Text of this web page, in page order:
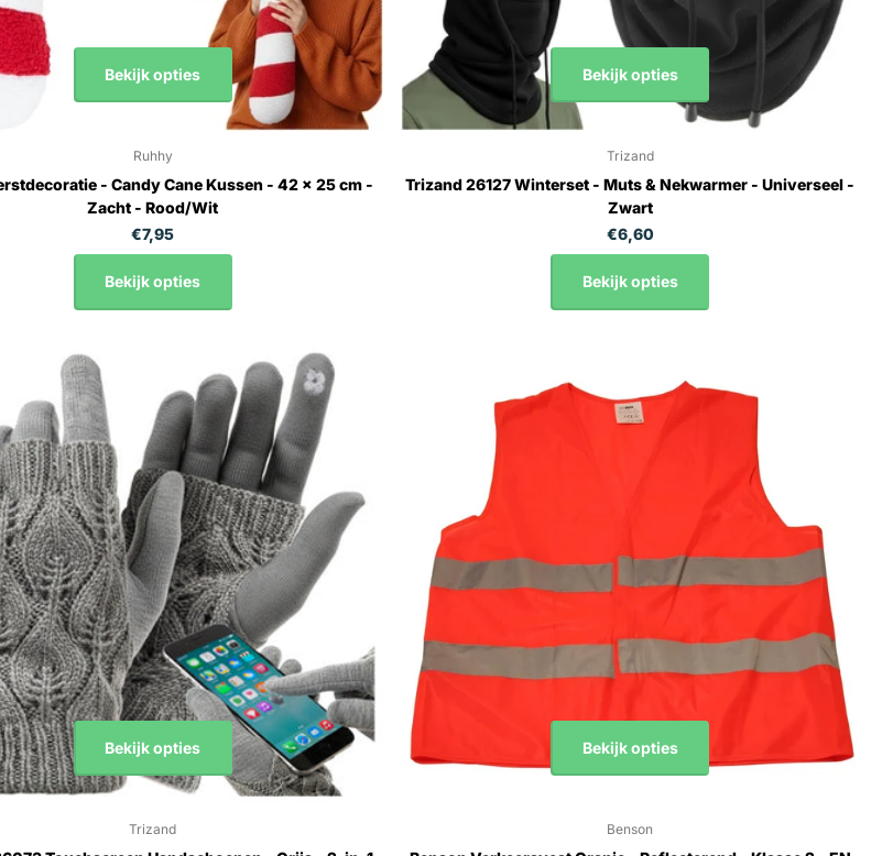
Bekijk opties
Ruhhy
- Candy Cane Kussen - 42 x 25 cm -
Zacht - Rood/Wit
€7,95
Bekijk opties
Bekijk opties
Trizand
Trizand 26127 Winterset - Muts & Nekwarmer - Universeel -
Zwart
€6,60
Bekijk opties
Bekijk opties
Trizand
Bekijk opties
Benson